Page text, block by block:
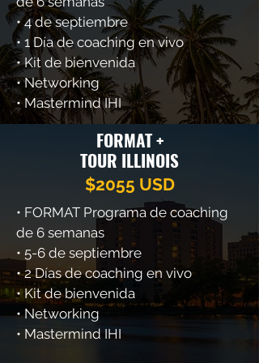
(FLL) al Aeropuerto
Internacional O´hare Chicago.
la ciudad, para disfrutar
música y comida de los
Food Trucks. 7:00 - 8:30 PM |
CENA Y CONCLUSIÓN: Cena
con inversionistas, cierre y
conclusión en Rockford.
• 4 de septiembre
• 1 Día de coaching en vivo
• Kit de bienvenida
• Networking
• Mastermind IHI
FORMAT +
TOUR ILLINOIS
$2055 USD
• FORMAT Programa de coaching
de 6 semanas
• 5-6 de septiembre
• 2 Días de coaching en vivo
• Kit de bienvenida
• Networking
• Mastermind IHI